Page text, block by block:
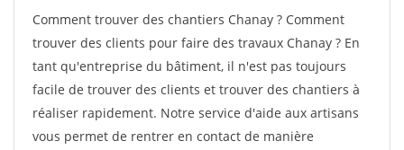
Comment trouver des chantiers Chanay ? Comment
trouver des clients pour faire des travaux Chanay ? En
tant qu'entreprise du bâtiment, il n'est pas toujours
facile de trouver des clients et trouver des chantiers à
réaliser rapidement. Notre service d'aide aux artisans
vous permet de rentrer en contact de manière